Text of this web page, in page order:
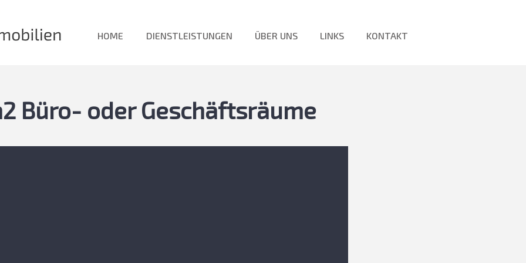
HOME DIENSTLEISTUNGEN ÜBER UNS LINKS KONTAKT
Büro- oder Geschäftsräume